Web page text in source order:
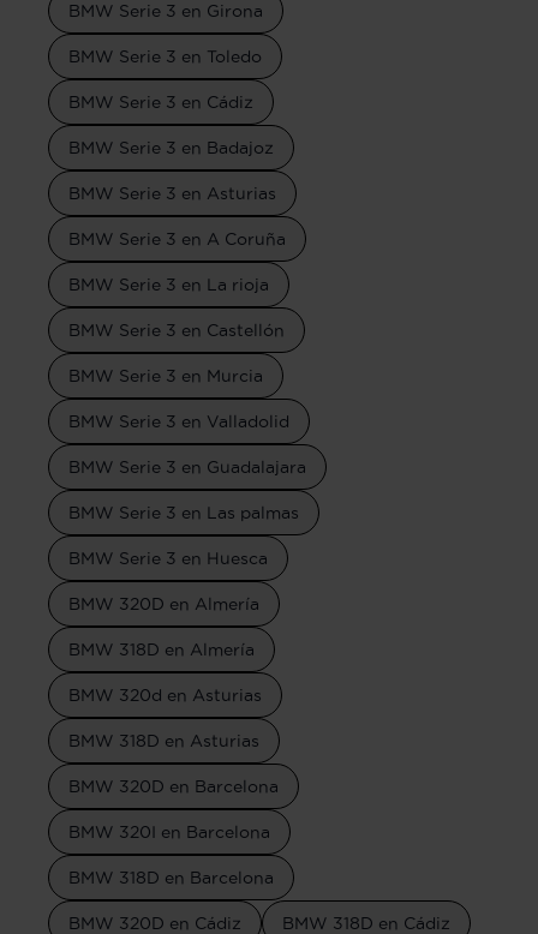
BMW Serie 3 en Girona
BMW Serie 3 en Toledo
BMW Serie 3 en Cádiz
BMW Serie 3 en Badajoz
BMW Serie 3 en Asturias
BMW Serie 3 en A Coruña
BMW Serie 3 en La rioja
BMW Serie 3 en Castellón
BMW Serie 3 en Murcia
BMW Serie 3 en Valladolid
BMW Serie 3 en Guadalajara
BMW Serie 3 en Las palmas
BMW Serie 3 en Huesca
BMW 320D en Almería
BMW 318D en Almería
BMW 320d en Asturias
BMW 318D en Asturias
BMW 320D en Barcelona
BMW 320I en Barcelona
BMW 318D en Barcelona
BMW 320D en Cádiz BMW 318D en Cádiz